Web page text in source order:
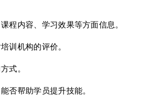
程内容、学习效果等方面信息。
训机构的评价。
式。
否帮助学员提升技能。